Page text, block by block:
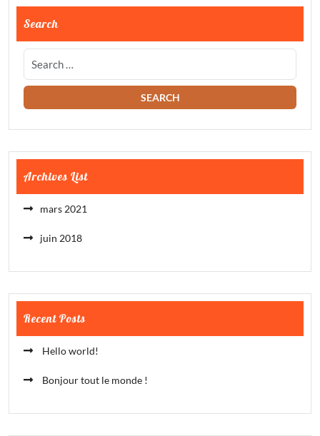
Search
Archives List
mars 2021
juin 2018
Recent Posts
Hello world!
Bonjour tout le monde !